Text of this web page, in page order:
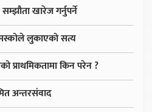
खारेज गर्नुपर्ने
लुकाएको सत्य
प्राथमिकतामा किन परेन ?
अन्तरसंवाद